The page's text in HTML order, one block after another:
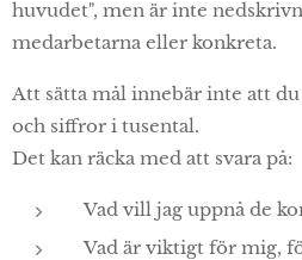
huvudet", men är inte
medarbetarna eller konkreta.
Att sätta mål innebär inte att
och siffror i tusental.
Det kan räcka med att svara på:
Vad vill jag uppnå de
Vad är viktigt för mig,